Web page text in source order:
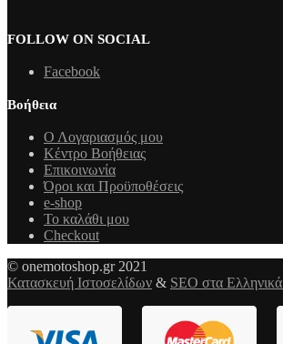
FOLLOW ON SOCIAL
Facebook
Βοήθεια
Ο Λογαριασμός μου
Κέντρο Βοήθειας
Επικοινωνία
Όροι και Προϋποθέσεις
e-shop
Το καλάθι μου
Checkout
© onemotoshop.gr 2021
Κατασκευή Ιστοσελίδων & SEO στα Ελληνικά